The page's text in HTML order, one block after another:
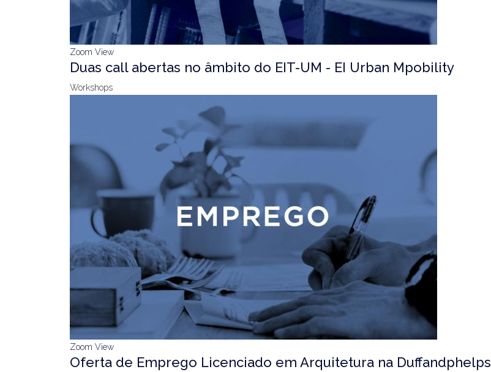
Zoom View
Duas call abertas no âmbito do EIT-UM - EI Urban Mpobility
Workshops
Zoom View
Oferta de Emprego Licenciado em Arquitetura na Duffandphelps